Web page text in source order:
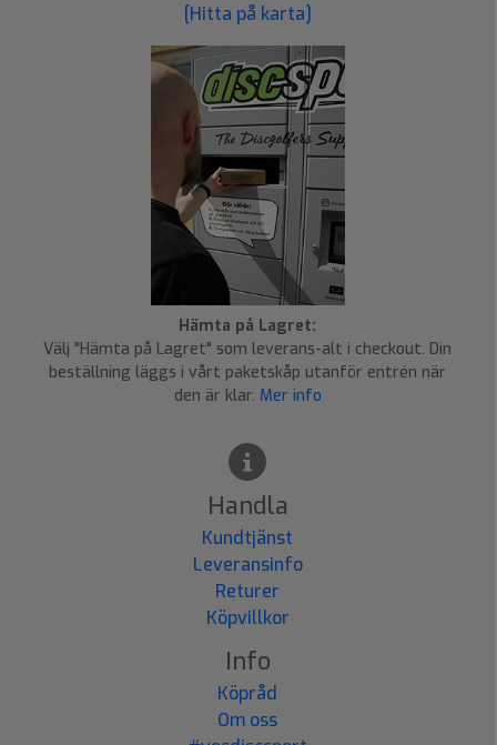
[Hitta på karta]
Hämta på Lagret:
Välj "Hämta på Lagret" som leverans-alt i checkout. Din
beställning läggs i vårt paketskåp utanför entrén när
den är klar. Mer info
Handla
Kundtjänst
Leveransinfo
Returer
Köpvillkor
Info
Köpråd
Om oss